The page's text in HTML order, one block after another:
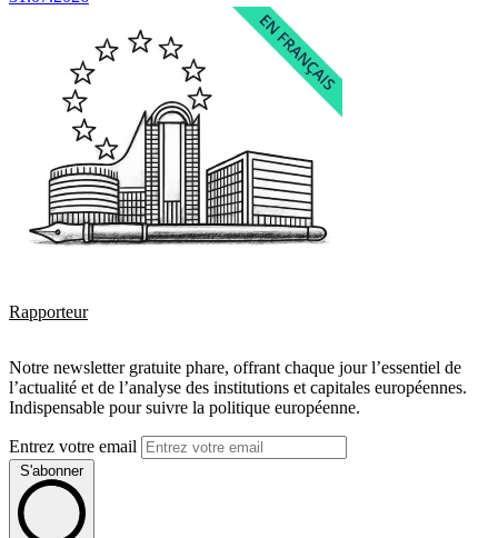
Rapporteur
Notre newsletter gratuite phare, offrant chaque jour l’essentiel de
l’actualité et de l’analyse des institutions et capitales européennes.
Indispensable pour suivre la politique européenne.
Entrez votre email
S'abonner